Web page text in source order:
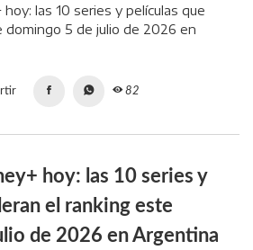
82
hoy: las 10 series y
el ranking este
de 2026 en Argentina